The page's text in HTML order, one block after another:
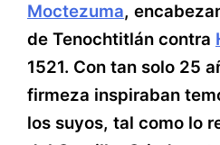
Moctezuma,
de Tenochtitlán contra
1521. Con tan solo 25
firmeza inspiraban
los suyos, tal como lo